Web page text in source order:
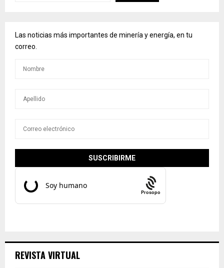
Las noticias más importantes de minería y energía, en tu
correo.
Prosopo
REVISTA VIRTUAL